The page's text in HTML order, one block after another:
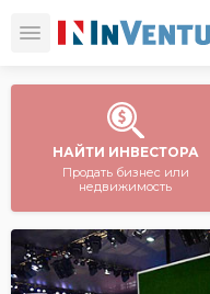
НАЙТИ ИНВЕСТОРА
Продать бизнес или
недвижимость